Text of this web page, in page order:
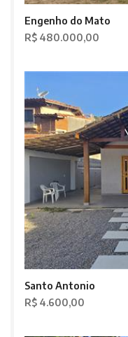
Engenho do Mato
R$ 480.000,00
Santo Antonio
R$ 4.600,00